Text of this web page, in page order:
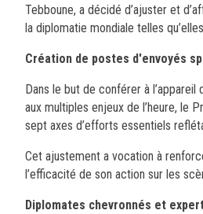
Tebboune, a décidé d’ajuster et
la diplomatie mondiale telles
Création de postes d'envoyés
Dans le but de conférer à
aux multiples enjeux de l’heure, le
sept axes d’efforts essentiels
Cet ajustement a vocation à
l’efficacité de son action sur les
Diplomates chevronnés et